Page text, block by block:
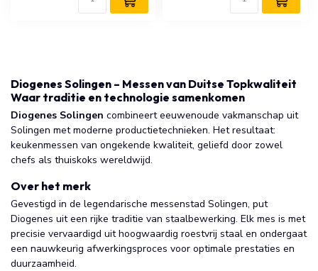
Diogenes Solingen – Messen van Duitse Topkwaliteit
Waar traditie en technologie samenkomen
Diogenes Solingen combineert eeuwenoude vakmanschap uit
Solingen met moderne productietechnieken. Het resultaat:
keukenmessen van ongekende kwaliteit, geliefd door zowel
chefs als thuiskoks wereldwijd.
Over het merk
Gevestigd in de legendarische messenstad Solingen, put
Diogenes uit een rijke traditie van staalbewerking. Elk mes is met
precisie vervaardigd uit hoogwaardig roestvrij staal en ondergaat
een nauwkeurig afwerkingsproces voor optimale prestaties en
duurzaamheid.